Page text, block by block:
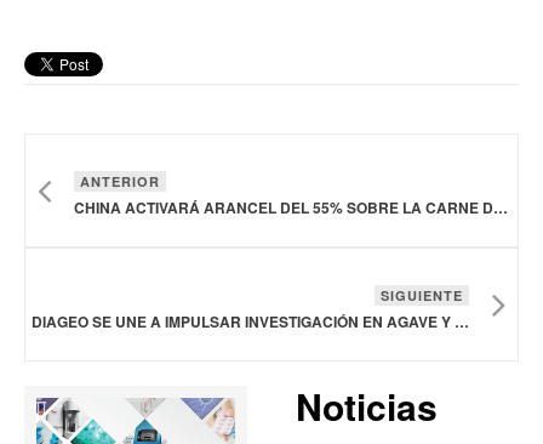
ANTERIOR
CHINA ACTIVARÁ ARANCEL DEL 55% SOBRE LA CARNE DE VACUNO AUSTRALIANA
SIGUIENTE
DIAGEO SE UNE A IMPULSAR INVESTIGACIÓN EN AGAVE Y AGRICULTURA REGENERATIVA EN MÉXICO
Noticias